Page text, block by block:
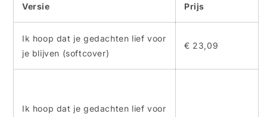
Versie Prijs
Ik hoop dat je gedachten lief voor
je blijven (softcover)
€ 23,09
Ik hoop dat je gedachten lief voor